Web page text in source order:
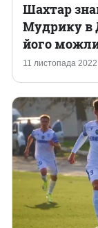
11 листопада
Шахтар
Мудрику в
його